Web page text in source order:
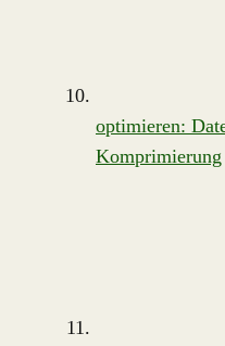
optimieren:
Komprimierung